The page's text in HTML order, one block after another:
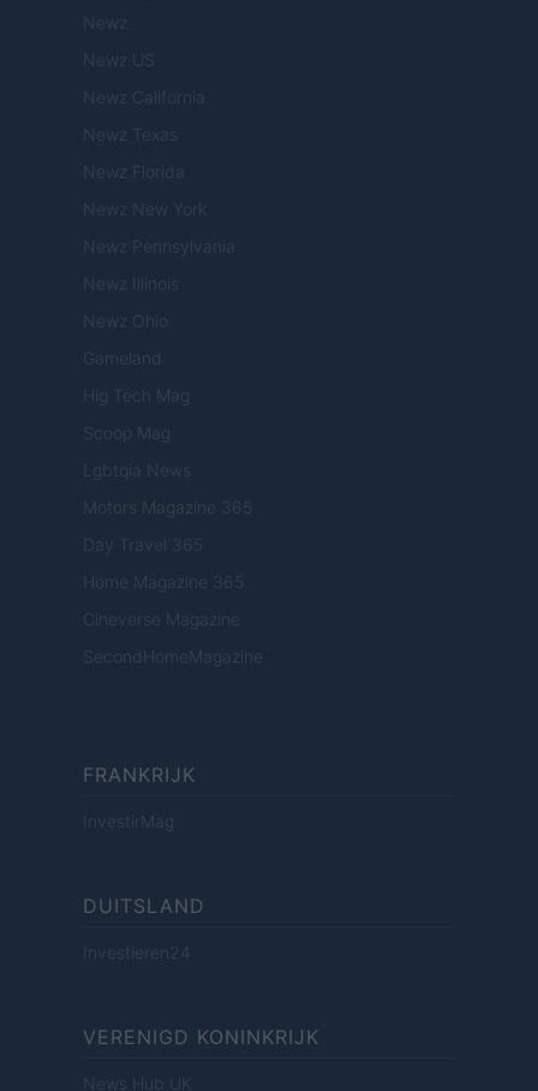
Newz
Newz US
Newz California
Newz Texas
Newz Florida
Newz New York
Newz Pennsylvania
Newz Illinois
Newz Ohio
Gameland
Hig Tech Mag
Scoop Mag
Lgbtqia News
Motors Magazine 365
Day Travel 365
Home Magazine 365
Cineverse Magazine
SecondHomeMagazine
FRANKRIJK
InvestirMag
DUITSLAND
Investieren24
VERENIGD KONINKRIJK
News Hub UK